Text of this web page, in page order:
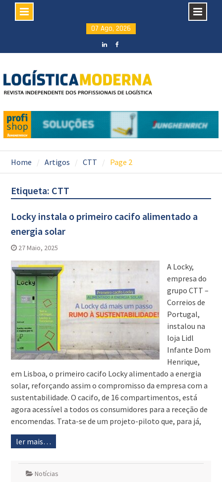
content
07 Ago, 2026
Home Artigos CTT Page 2
Etiqueta: CTT
Locky instala o primeiro cacifo alimentado a
energia solar
27 Maio, 2025
A Locky,
empresa do
grupo CTT –
Correios de
Portugal,
instalou na
loja Lidl
Infante Dom
Henrique,
em Lisboa, o primeiro cacifo Locky alimentado a energia
solar, reforçando assim o compromisso da empresa com a
sustentabilidade. O cacifo, de 16 compartimentos, está
agora acessível a todos os consumidores para a receção de
encomendas. Trata-se de um projeto-piloto que, para já,
ler mais…
Notícias